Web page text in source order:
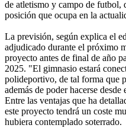
de atletismo y campo de futbol,
posición que ocupa en la
La previsión, según explica el
adjudicado durante el próximo
proyecto antes de final de año
2025. "El gimnasio estará
polideportivo, de tal forma que
además de poder hacerse
Entre las ventajas que ha
este proyecto tendrá un coste
hubiera contemplado soterrado.